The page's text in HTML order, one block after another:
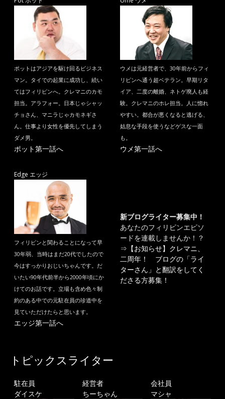
ポットはアジアを駆け回るビジネス
マン。タイでの起業に成功し、続い
てはフィリピンへ。クレマニのカモ
担当。アラフォー。日本じゃシャッ
チョさん、マニラじゃカモネギさ
ん。仕事より女性を優先してしまう
ダメ男。
ポット第一話へ
ウメは元経営者で、30年前からフィ
リピンへ通う超ベテラン。早期リタ
イア、二度の離婚、ネトゲ廃人も経
験。クレマニのホレ担当。人に惚れ
やすい。都合が悪くなると逃げる、
姑息な手段を使うなどゲスな一面
も。
ウメ第一話へ
Edge エッジ
フィリピンと関わることになって早
30年弱、当時はまだ20代でしたので
今はすっかりおじいちゃんです。だ
いたい90年代前半から2000年頃にか
けてのお話です。立場も含め色々制
約のある中での元駐在員の珍道中を
見ていただけたらと思います。
エッジ第一話へ
新ブログライター募集中！
あなたのフィリピンエピソ
ードを連載しませんか！？
⇒ 【お知らせ】クレマニ、
二周年！ ブログの「ライ
ターさん」と翻訳をしてく
ださる方募集！
トピックスライター
駐在員
ダイスケ
経営者
ちーちゃん
会社員
マシャ